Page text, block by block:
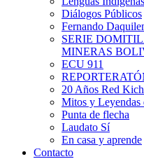
Diálogos Públicos
Fernando
SERIE
MINERAS
ECU 911
20 Años Red
Mitos y Leyendas
Punta de flecha
Laudato Sí
En casa y aprende
Contacto